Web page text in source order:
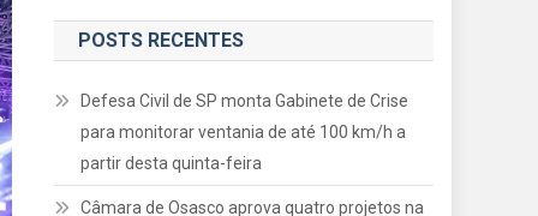
POSTS RECENTES
Defesa Civil de SP monta Gabinete de Crise
para monitorar ventania de até 100 km/h a
partir desta quinta-feira
Câmara de Osasco aprova quatro projetos na